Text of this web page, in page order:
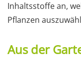
Inhaltsstoffe an,
Pflanzen
Aus der